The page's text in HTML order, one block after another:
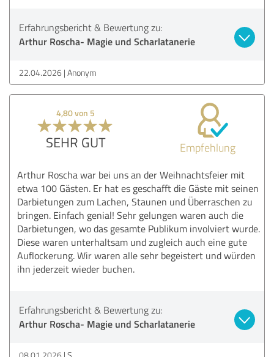
Erfahrungsbericht & Bewertung zu:
Arthur Roscha- Magie und Scharlatanerie
22.04.2026 Anonym
4,80 von 5
SEHR GUT Empfehlung
Arthur Roscha war bei uns an der Weihnachtsfeier mit
etwa 100 Gästen. Er hat es geschafft die Gäste mit seinen
Darbietungen zum Lachen, Staunen und Überraschen zu
bringen. Einfach genial! Sehr gelungen waren auch die
Darbietungen, wo das gesamte Publikum involviert wurde.
Diese waren unterhaltsam und zugleich auch eine gute
Auflockerung. Wir waren alle sehr begeistert und würden
ihn jederzeit wieder buchen.
Erfahrungsbericht & Bewertung zu:
Arthur Roscha- Magie und Scharlatanerie
08.01.2026 S.